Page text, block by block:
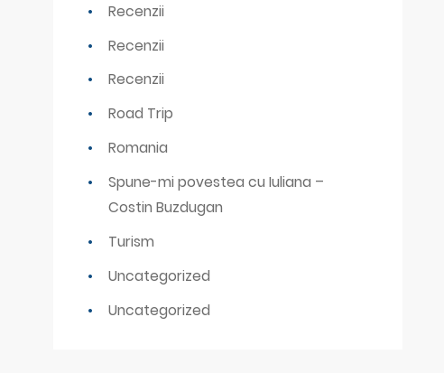
Recenzii
Recenzii
Recenzii
Road Trip
Romania
Spune-mi povestea cu Iuliana –
Costin Buzdugan
Turism
Uncategorized
Uncategorized